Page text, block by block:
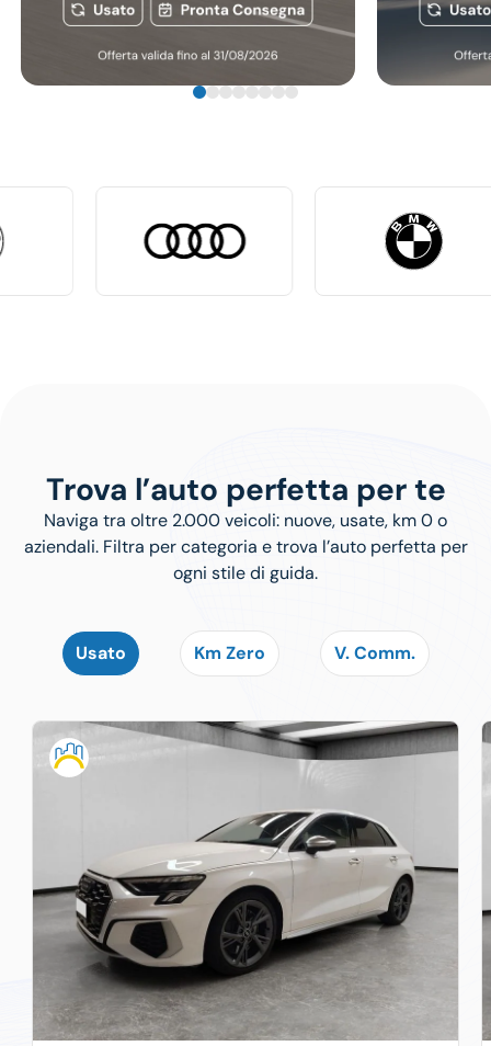
Trova l’auto perfetta per te
Naviga tra oltre 2.000 veicoli: nuove, usate, km 0 o
aziendali. Filtra per categoria e trova l’auto perfetta per
ogni stile di guida.
Usato Km Zero V. Comm.